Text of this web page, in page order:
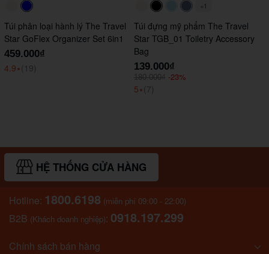
#faf0e6
Túi phân loại hành lý The Travel
Star GoFlex Organizer Set 6in1
459.000₫
4.9⭑ (19)
#faf0e6#000000#ADD8E6
#647290
+1
Túi đựng mỹ phẩm The Travel
Star TGB_01 Toiletry Accessory
Bag
139.000₫
180.000₫ -23%
5⭑ (7)
HỆ THỐNG CỬA HÀNG
Hotline: 1800.6198 (miễn phí 09:00 - 22:00)
B2B (Khách doanh nghiệp): 0918.197.299
Chính sách bán hàng